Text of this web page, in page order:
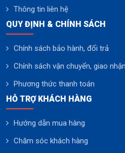
Thông tin liên hệ
QUY ĐỊNH & CHÍNH SÁCH
Chính sách bảo hành, đổi trả
Chính sách vận chuyển, giao nhận
Phương thức thanh toán
HỖ TRỢ KHÁCH HÀNG
Hướng dẫn mua hàng
Chăm sóc khách hàng